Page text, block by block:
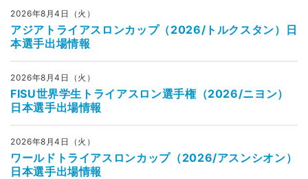
2026年8月4日（火）
アジアトライアスロンカップ（2026/トルクスタン）日
本選手出場情報
2026年8月4日（火）
FISU世界学生トライアスロン選手権（2026/ニヨン）
日本選手出場情報
2026年8月4日（火）
ワールドトライアスロンカップ（2026/アスンシオン）
日本選手出場情報